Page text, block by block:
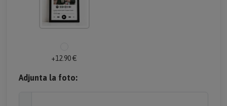
+12.90 €
Adjunta la foto: